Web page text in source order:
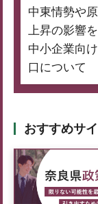
中東情勢や
上昇の影響
中小企業向
口について
おすすめサ